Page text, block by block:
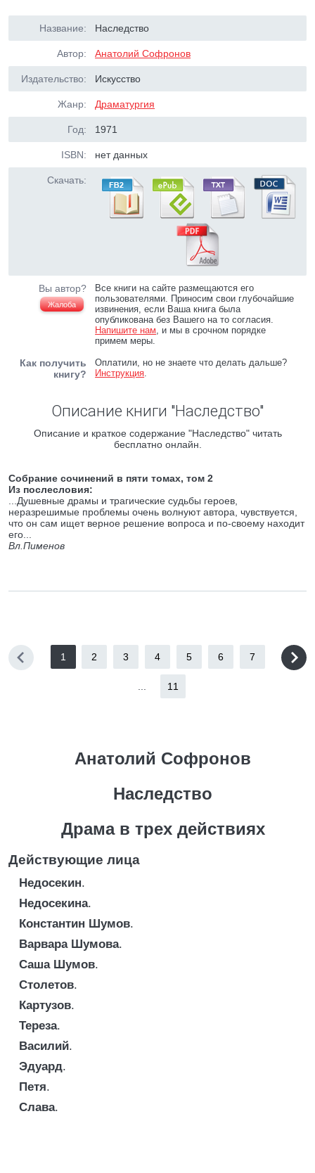
Название: Наследство
Автор: Анатолий Софронов
Издательство: Искусство
Жанр: Драматургия
Год: 1971
ISBN: нет данных
Скачать:
Вы автор?
Жалоба
Все книги на сайте размещаются его
пользователями. Приносим свои глубочайшие
извинения, если Ваша книга была
опубликована без Вашего на то согласия.
Напишите нам, и мы в срочном порядке
примем меры.
Как получить
книгу?
Оплатили, но не знаете что делать дальше?
Инструкция.
Описание книги "Наследство"
Описание и краткое содержание "Наследство" читать
бесплатно онлайн.
Собрание сочинений в пяти томах, том 2
Из послесловия:
...Душевные драмы и трагические судьбы героев,
неразрешимые проблемы очень волнуют автора, чувствуется,
что он сам ищет верное решение вопроса и по-своему находит
его...
Вл.Пименов
1 2 3 4 5 6 7
11
Анатолий Софронов
Наследство
Драма в трех действиях
Действующие лица
Недосекин.
Недосекина.
Константин Шумов.
Варвара Шумова.
Саша Шумов.
Столетов.
Картузов.
Тереза.
Василий.
Эдуард.
Петя.
Слава.